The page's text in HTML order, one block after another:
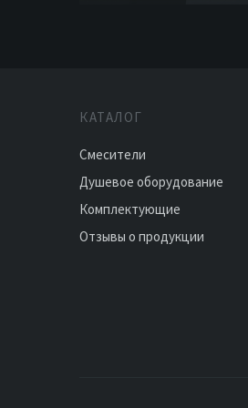
КАТАЛОГ
Смесители
Душевое оборудование
Комплектующие
Отзывы о продукции